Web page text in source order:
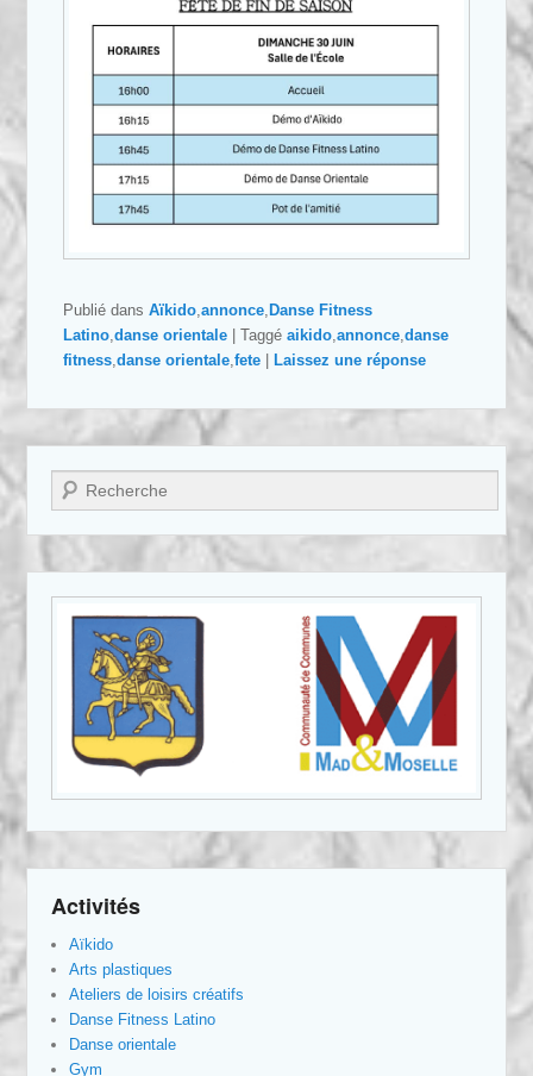
Publié dans Aïkido ,annonce Danse Fitness
Latino ,danse orientale |Taggé aikido ,annonce ,danse
fitness ,danse orientale ,fete Laissez une réponse
Recherche
Activités
Aïkido
Arts plastiques
Ateliers de loisirs créatifs
Danse Fitness Latino
Danse orientale
Gym